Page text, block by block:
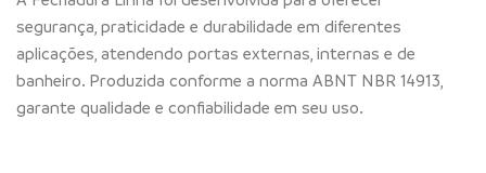
segurança, praticidade e durabilidade em diferentes
aplicações, atendendo portas externas, internas e de
banheiro. Produzida conforme a norma ABNT NBR 14913,
garante qualidade e confiabilidade em seu uso.